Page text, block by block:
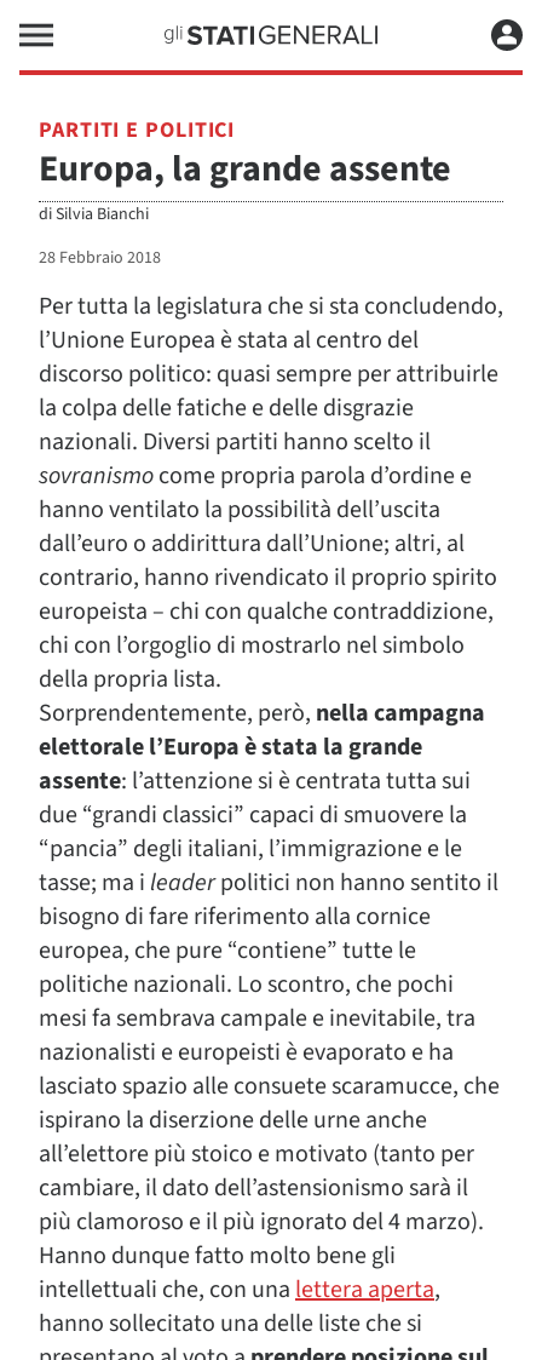
PARTITI E POLITICI
Europa, la grande assente
diSilvia Bianchi
28 Febbraio 2018
Per tutta la legislatura che si sta concludendo,
l’Unione Europea è stata al centro del
discorso politico: quasi sempre per attribuirle
la colpa delle fatiche e delle disgrazie
nazionali. Diversi partiti hanno scelto il
sovranismocome propria parola d’ordine e
hanno ventilato la possibilità dell’uscita
dall’euro o addirittura dall’Unione; altri, al
contrario, hanno rivendicato il proprio spirito
europeista – chi con qualche contraddizione,
chi con l’orgoglio di mostrarlo nel simbolo
della propria lista.
Sorprendentemente, però, nella campagna
elettorale l’Europa è stata la grande
assente: l’attenzione si è centrata tutta sui
due “grandi classici” capaci di smuovere la
“pancia” degli italiani, l’immigrazione e le
tasse; ma i leaderpolitici non hanno sentito il
bisogno di fare riferimento alla cornice
europea, che pure “contiene” tutte le
politiche nazionali. Lo scontro, che pochi
mesi fa sembrava campale e inevitabile, tra
nazionalisti e europeisti è evaporato e ha
lasciato spazio alle consuete scaramucce, che
ispirano la diserzione delle urne anche
all’elettore più stoico e motivato (tanto per
cambiare, il dato dell’astensionismo sarà il
più clamoroso e il più ignorato del 4 marzo).
Hanno dunque fatto molto bene gli
intellettuali che, con unalettera aperta,
hanno sollecitato una delle liste che si